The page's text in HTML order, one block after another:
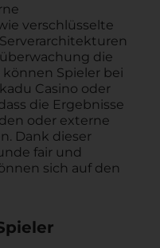
verschlüsselte
die
können Spieler bei
Casino oder
die Ergebnisse
oder externe
Dank dieser
fair und
sich auf den